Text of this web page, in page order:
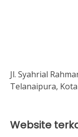
Jl. Syahrial
Telanaipura, Kota
Website